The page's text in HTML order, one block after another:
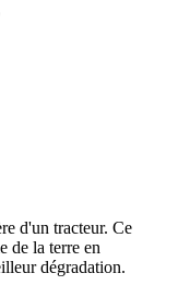
d'un tracteur. Ce
de la terre en
dégradation.